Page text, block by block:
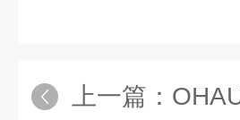
上一篇：